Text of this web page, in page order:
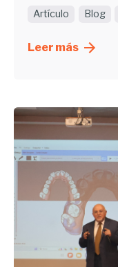
Artículo Blog
Leer más